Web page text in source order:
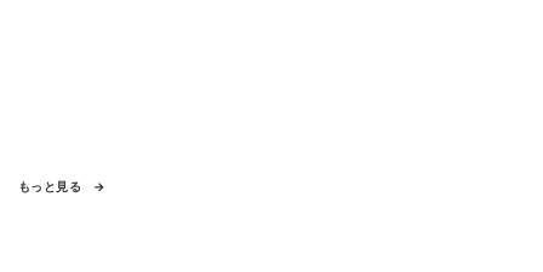
もっと見る